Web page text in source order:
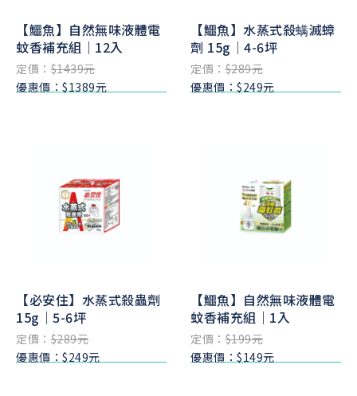
【鱷魚】自然無味液體電
蚊香補充組｜12入
定價：$1439元
優惠價：$1389元
【鱷魚】水蒸式殺螨滅蟑
劑 15g｜4-6坪
定價：$289元
優惠價：$249元
【必安住】水蒸式殺蟲劑
15g｜5-6坪
定價：$289元
優惠價：$249元
【鱷魚】自然無味液體電
蚊香補充組｜1入
定價：$199元
優惠價：$149元